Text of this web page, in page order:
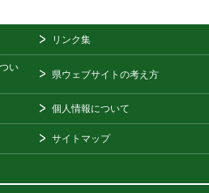
リンク集
い
県ウェブサイトの考え方
個人情報について
サイトマップ